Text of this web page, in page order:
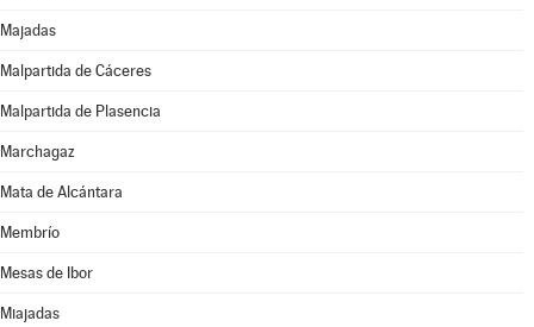
Majadas
Malpartida de Cáceres
Malpartida de Plasencia
Marchagaz
Mata de Alcántara
Membrío
Mesas de Ibor
Miajadas